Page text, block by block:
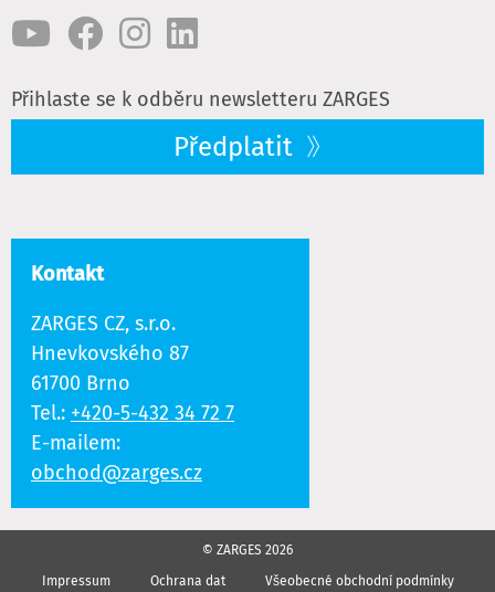
Přihlaste se k odběru newsletteru ZARGES
Předplatit
Kontakt
ZARGES CZ, s.r.o.
Hnevkovského 87
61700 Brno
Tel.: +420-5-432 34 72 7
E-mailem:
obchod@zarges.cz
© ZARGES 2026
Impressum
Ochrana dat Všeobecné obchodní podmínky